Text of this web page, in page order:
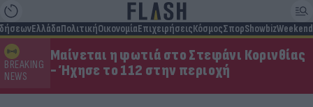
ΕλλάδαΠολιτικήΟικονομίαΕπιχειρήσειςΚόσμοςΣπορShowbizWeekend
BREAKING
NEWS
Μαίνεται η φωτιά στο Στεφάνι Κορινθίας
- Ήχησε το 112 στην περιοχή